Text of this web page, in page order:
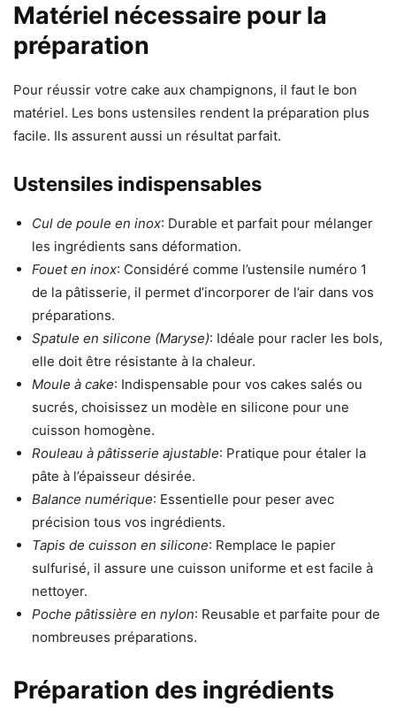
Matériel nécessaire pour la
préparation
Pour réussir votre cake aux champignons, il faut le bon
matériel. Les bons ustensiles rendent la préparation plus
facile. Ils assurent aussi un résultat parfait.
Ustensiles indispensables
Cul de poule en inox: Durable et parfait pour mélanger
les ingrédients sans déformation.
Fouet en inox: Considéré comme l’ustensile numéro 1
de la pâtisserie, il permet d’incorporer de l’air dans vos
préparations.
Spatule en silicone (Maryse): Idéale pour racler les bols,
elle doit être résistante à la chaleur.
Moule à cake: Indispensable pour vos cakes salés ou
sucrés, choisissez un modèle en silicone pour une
cuisson homogène.
Rouleau à pâtisserie ajustable: Pratique pour étaler la
pâte à l’épaisseur désirée.
Balance numérique: Essentielle pour peser avec
précision tous vos ingrédients.
Tapis de cuisson en silicone: Remplace le papier
sulfurisé, il assure une cuisson uniforme et est facile à
nettoyer.
Poche pâtissière en nylon: Reusable et parfaite pour de
nombreuses préparations.
Préparation des ingrédients